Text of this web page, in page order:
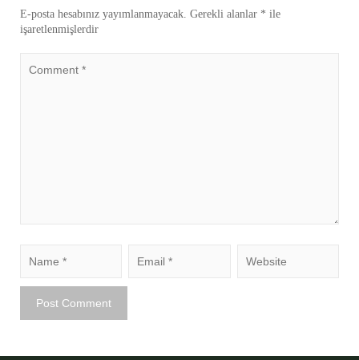
E-posta hesabınız yayımlanmayacak. Gerekli alanlar * ile
işaretlenmişlerdir